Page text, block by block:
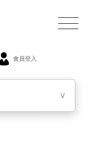
會員登入
∨